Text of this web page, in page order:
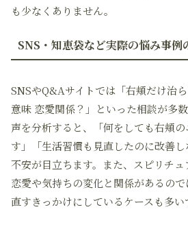
も少なくありません。
SNS・知恵袋など実際の悩み事例
SNSやQ&Aサイトでは「右頬だけ治
意味 恋愛関係？」といった相談が多
声を分析すると、「何をしても右頬
す」「生活習慣も見直したのに改善
不安が目立ちます。また、スピリチ
恋愛や気持ちの変化と関係があるの
直すきっかけにしているケースも多い